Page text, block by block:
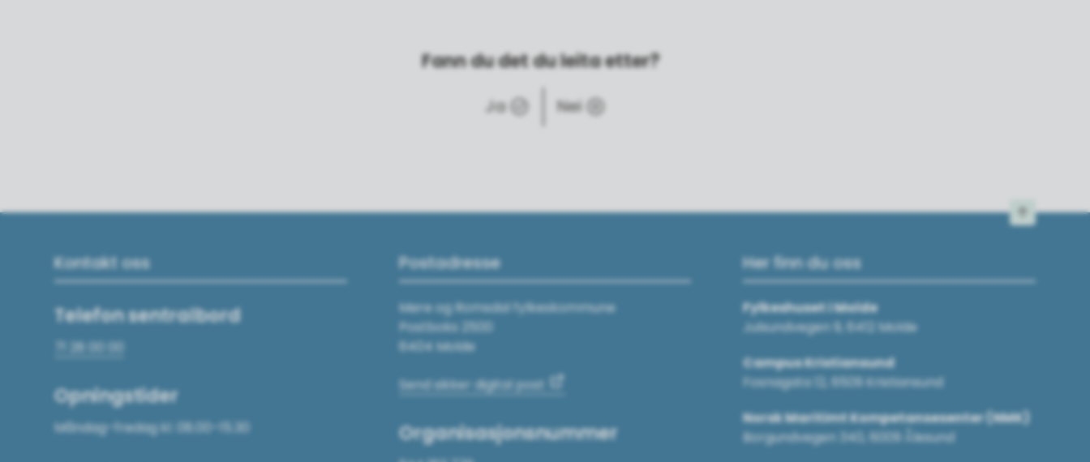
Fann du det du leita etter?
Ja Nei
Kontakt oss
Telefon sentralbord
71 28 00 00
Opningstider
Måndag–fredag kl. 08.00–15.30
Postadresse
Møre og Romsdal fylkeskommune
Postboks 2500
6404 Molde
Send sikker digital post
Organisasjonsnummer
Her finn du oss
Fylkeshuset i Molde
Julsundvegen 9, 6412 Molde
Campus Kristiansund
Fosnagata 12, 6509 Kristiansund
Norsk Maritimt Kompetansesenter (NMK)
Borgundvegen 340, 6009 Ålesund
Til toppen